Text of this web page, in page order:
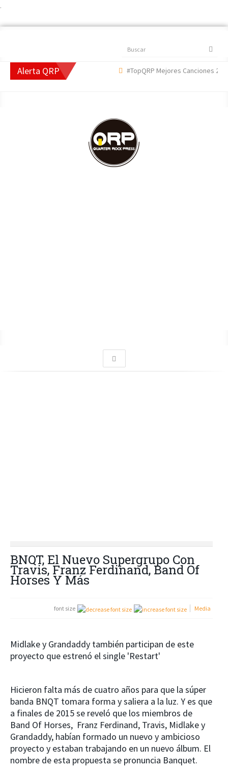
.
Buscar
Alerta QRP #TopQRP Mejores Canciones 2022
BNQT, El Nuevo Supergrupo Con
Travis, Franz Ferdinand, Band Of
Horses Y Más
font size Media
Midlake y Grandaddy también participan de este
proyecto que estrenó el single 'Restart'
Hicieron falta más de cuatro años para que la súper
banda BNQT tomara forma y saliera a la luz. Y es que
a finales de 2015 se reveló que los miembros de
Band Of Horses, Franz Ferdinand, Travis, Midlake y
Grandaddy, habían formado un nuevo y ambicioso
proyecto y estaban trabajando en un nuevo álbum. El
nombre de esta propuesta se pronuncia Banquet.